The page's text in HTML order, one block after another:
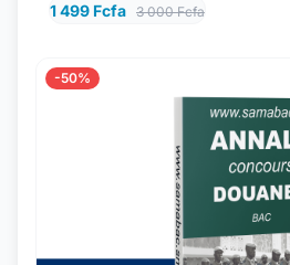
1 499 Fcfa 3 000 Fcfa
-50%